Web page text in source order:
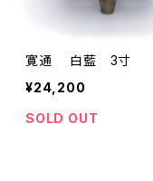
寛通 白藍 3寸
¥24,200
SOLD OUT